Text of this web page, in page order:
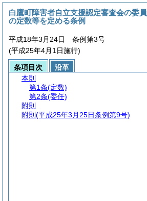
白鷹町障害者自立支援認定審査会の委員
の定数等を定める条例
平成18年3月24日 条例第3号
(平成25年4月1日施行)
条項目次
沿革
本則
第1条(定数)
第2条(委任)
附則
附則 (平成25年3月25日条例第9号)